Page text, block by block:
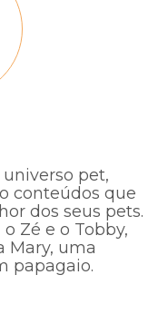
pet,
conteúdos que
dos seus pets.
Zé e o Tobby,
Mary, uma
papagaio.